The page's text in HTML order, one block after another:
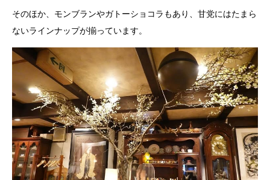
そのほか、モンブランやガトーショコラもあり、甘党にはたまら
ないラインナップが揃っています。